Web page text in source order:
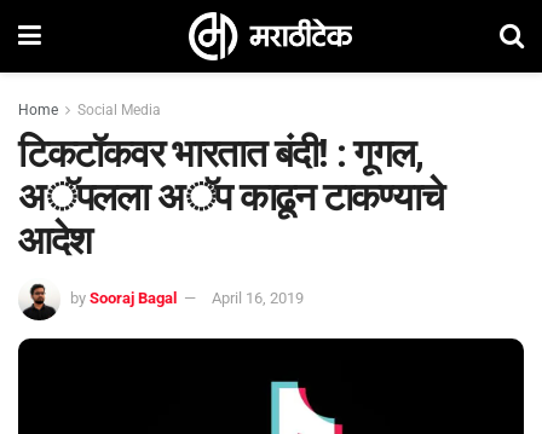
Home Social Media
टिकटॉकवर भारतात बंदी! : गूगल,
अॅपलला अॅप काढून टाकण्याचे
आदेश
by Sooraj Bagal April 16, 2019